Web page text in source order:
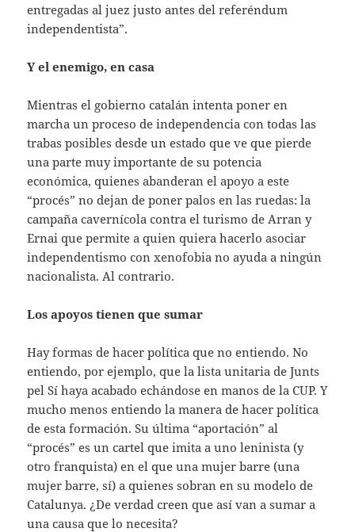
entregadas al juez justo antes del referéndum
independentista”.
Y el enemigo, en casa
Mientras el gobierno catalán intenta poner en
marcha un proceso de independencia con todas las
trabas posibles desde un estado que ve que pierde
una parte muy importante de su potencia
económica, quienes abanderan el apoyo a este
“procés” no dejan de poner palos en las ruedas: la
campaña cavernícola contra el turismo de Arran y
Ernai que permite a quien quiera hacerlo asociar
independentismo con xenofobia no ayuda a ningún
nacionalista. Al contrario.
Los apoyos tienen que sumar
Hay formas de hacer política que no entiendo. No
entiendo, por ejemplo, que la lista unitaria de Junts
pel Sí haya acabado echándose en manos de la CUP. Y
mucho menos entiendo la manera de hacer política
de esta formación. Su última “aportación” al
“procés” es un cartel que imita a uno leninista (y
otro franquista) en el que una mujer barre (una
mujer barre, sí) a quienes sobran en su modelo de
Catalunya. ¿De verdad creen que así van a sumar a
una causa que lo necesita?